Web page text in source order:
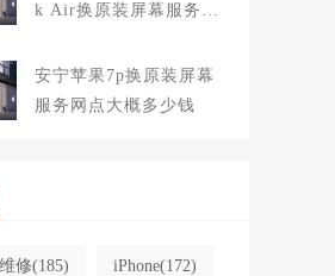
k Air换原装屏幕服务网
安宁苹果7p换原装屏幕
服务网点大概多少钱
修(185) iPhone(172)